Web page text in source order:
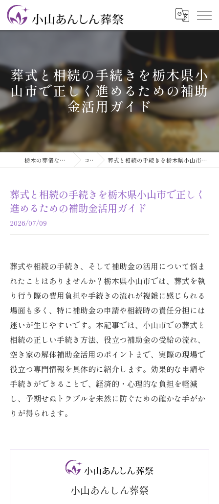
葬式と相続の手続きを栃木県小
山市で正しく進めるための補助
金活用ガイド
栃木の葬儀なら小山あんしん葬祭 コラム 葬式と相続の手続きを栃木県小山市で正しく進めるための補助金活用ガイド
葬式と相続の手続きを栃木県小山市で正しく
進めるための補助金活用ガイド
2026/07/09
葬式や相続の手続き、そして補助金の活用について悩ま
れたことはありませんか？栃木県小山市では、葬式を執
り行う際の費用負担や手続きの流れが複雑に感じられる
場面も多く、特に補助金の申請や相続時の責任分担には
迷いが生じやすいです。本記事では、小山市での葬式と
相続の正しい手続き方法、役立つ補助金の受給の流れ、
空き家の解体補助金活用のポイントまで、実際の現場で
役立つ専門情報を具体的に紹介します。効果的な申請や
手続きができることで、経済的・心理的な負担を軽減
し、予期せぬトラブルを未然に防ぐための確かな手がか
りが得られます。
小山あんしん葬祭